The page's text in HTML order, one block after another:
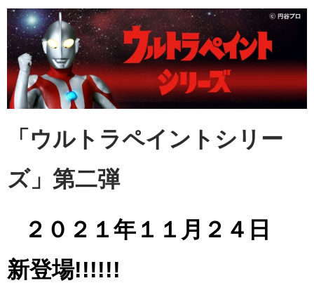
「ウルトラペイントシリー
ズ」第二弾
２０２１年１１月２４日
新登場!!!!!!